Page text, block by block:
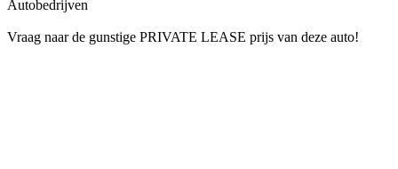
Autobedrijven
Vraag naar de gunstige PRIVATE LEASE prijs van deze auto!